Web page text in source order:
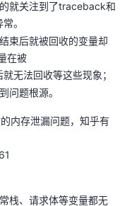
就关注到了traceback和
。
束后就被回收的变量却
在被
无法回收等这些现象；
问题根源。
内存泄漏问题，知乎有
栈、请求体等变量都无